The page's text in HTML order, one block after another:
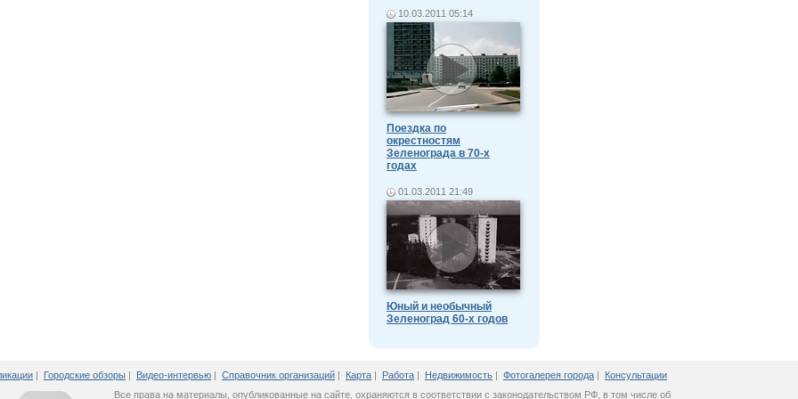
10.03.2011 05:14
Поездка по
окрестностям
Зеленограда в 70-х
годах
01.03.2011 21:49
Юный и необычный
Зеленоград 60-х годов
| Городские обзоры | Видео-интервью | Справочник организаций | Карта | Работа | Недвижимость | Фотогалерея города | Консультации
Все права на материалы, опубликованные на сайте, охраняются в соответствии с законодательством РФ, в том числе об